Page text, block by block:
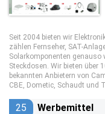
Seit 2004 bieten wir
zählen Fernseher, SAT-
Solarkomponenten genauso
Steckdosen. Wir bieten über
bekannten Anbietern von
CBE, Dometic, Schaudt und
25 Werbemittel